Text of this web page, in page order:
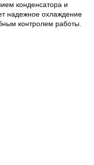
конденсатора и
надежное охлаждение
контролем работы.